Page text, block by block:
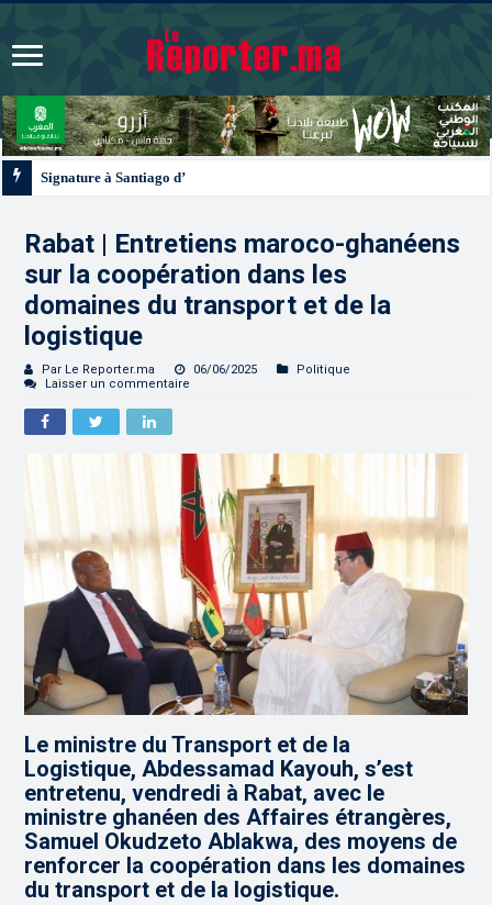
Rabat | Entretiens maroco-ghanéens
sur la coopération dans les
domaines du transport et de la
logistique
Par Le Reporter.ma 06/06/2025
Politique
Laisser un commentaire
Le ministre du Transport et de la
Logistique, Abdessamad Kayouh, s’est
entretenu, vendredi à Rabat, avec le
ministre ghanéen des Affaires étrangères,
Samuel Okudzeto Ablakwa, des moyens de
renforcer la coopération dans les domaines
du transport et de la logistique.